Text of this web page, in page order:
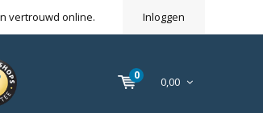
vertrouwd online. Inloggen
0 0,00